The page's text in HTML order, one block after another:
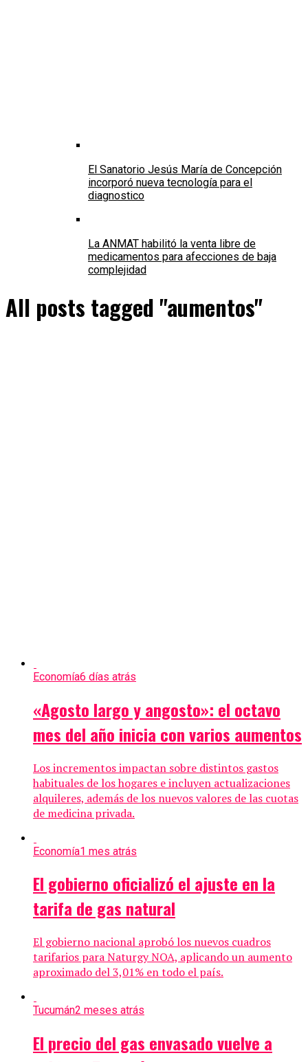
El Sanatorio Jesús María de Concepción
incorporó nueva tecnología para el
diagnostico
La ANMAT habilitó la venta libre de
medicamentos para afecciones de baja
complejidad
All posts tagged "aumentos"
Economía6 días atrás
«Agosto largo y angosto»: el octavo
mes del año inicia con varios aumentos
Los incrementos impactan sobre distintos gastos
habituales de los hogares e incluyen actualizaciones
alquileres, además de los nuevos valores de las cuotas
de medicina privada.
Economía1 mes atrás
El gobierno oficializó el ajuste en la
tarifa de gas natural
El gobierno nacional aprobó los nuevos cuadros
tarifarios para Naturgy NOA, aplicando un aumento
aproximado del 3,01% en todo el país.
Tucumán2 meses atrás
El precio del gas envasado vuelve a